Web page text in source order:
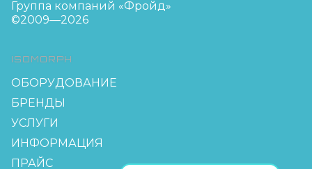
Группа компаний «Фройд»
©2009—2026
ISOMORPH
ОБОРУДОВАНИЕ
БРЕНДЫ
УСЛУГИ
ИНФОРМАЦИЯ
ПРАЙС